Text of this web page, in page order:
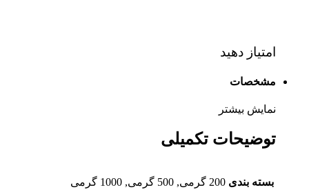
امتیاز دهید
مشخصات
نمایش بیشتر
توضیحات تکمیلی
بسته بندی 200 گرمی, 500 گرمی, 1000 گرمی